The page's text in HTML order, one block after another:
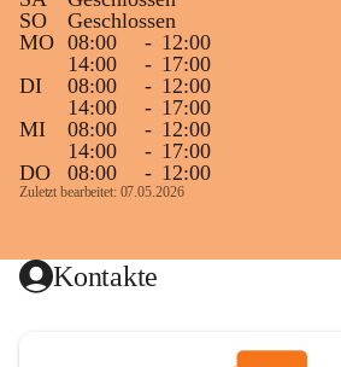
SO
Geschlossen
MO 08:00 - 12:00
14:00
- 17:00
DI
08:00 - 12:00
14:00
- 17:00
MI
08:00 - 12:00
14:00
- 17:00
DO
08:00 - 12:00
Zuletzt bearbeitet: 07.05.2026
Kontakte